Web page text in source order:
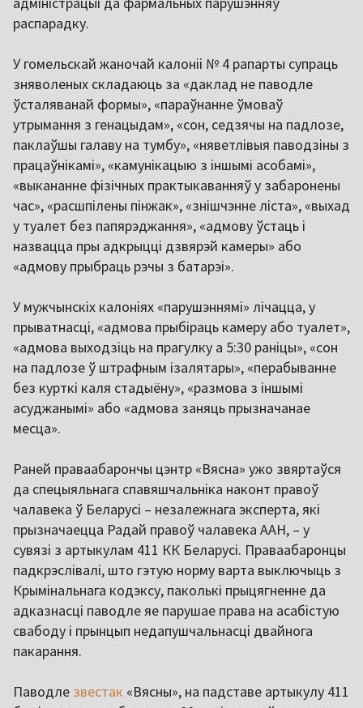
распарадку.
У гомельскай жаночай калоніі № 4 рапарты супраць
зняволеных складаюць за «даклад не паводле
ўсталяванай формы», «параўнанне ўмоваў
утрымання з генацыдам», «сон, седзячы на падлозе,
паклаўшы галаву на тумбу», «няветлівыя паводзіны з
працаўнікамі», «камунікацыю з іншымі асобамі»,
«выкананне фізічных практыкаванняў у забаронены
час», «расшпілены пінжак», «знішчэнне ліста», «выхад
у туалет без папярэджання», «адмову ўстаць і
назвацца пры адкрыцці дзвярэй камеры» або
«адмову прыбраць рэчы з батарэі».
У мужчынскіх калоніях «парушэннямі» лічацца, у
прыватнасці, «адмова прыбіраць камеру або туалет»,
«адмова выходзіць на прагулку а 5:30 раніцы», «сон
на падлозе ў штрафным ізалятары», «перабыванне
без курткі каля стадыёну», «размова з іншымі
асуджанымі» або «адмова заняць прызначанае
месца».
Раней праваабарончы цэнтр «Вясна» ужо звяртаўся
да спецыяльнага спавяшчальніка наконт правоў
чалавека ў Беларусі – незалежнага эксперта, які
прызначаецца Радай правоў чалавека ААН, – у
сувязі з артыкулам 411 КК Беларусі. Праваабаронцы
падкрэслівалі, што гэтую норму варта выключыць з
Крымінальнага кодэксу, паколькі прыцягненне да
адказнасці паводле яе парушае права на асабістую
свабоду і прынцып недапушчальнасці двайнога
пакарання.
Паводле звестак «Вясны», на падставе артыкулу 411